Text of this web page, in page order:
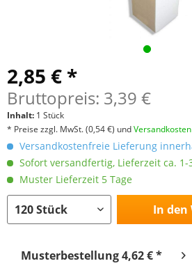
2,85 € *
Bruttopreis: 3,39 €
Inhalt: 1 Stück
* Preise zzgl. MwSt.(0,54 €) undVersandkosten
Versandkostenfreie Lieferung
Sofort versandfertig, Lieferzeit ca. 1-
Muster Lieferzeit 5 Tage
In den
Musterbestellung 4,62 € *